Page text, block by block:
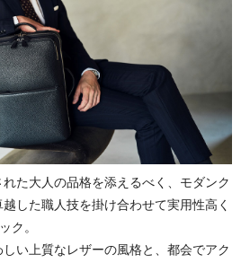
た大人の品格を添えるべく、モダンク
した職人技を掛け合わせて実用性高く
ク。
い上質なレザーの風格と、都会でアク